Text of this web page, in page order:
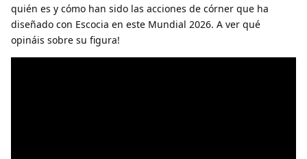
quién es y cómo han sido las acciones de córner que ha
diseñado con Escocia en este Mundial 2026. A ver qué
opináis sobre su figura!